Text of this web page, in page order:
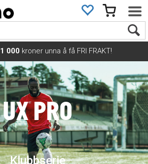
1 000 kroner unna å få FRI FRAKT!
UX PRO
Klubbserie